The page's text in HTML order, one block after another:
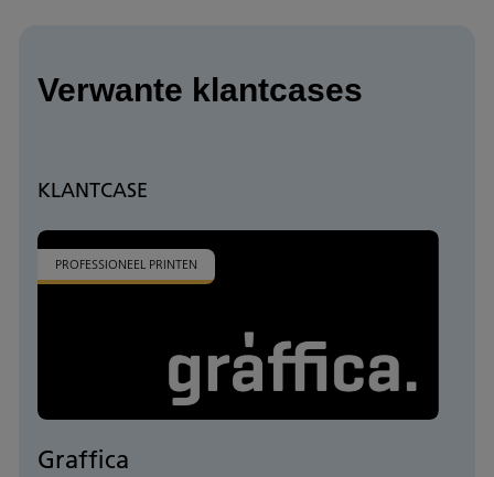
Verwante klantcases
KLANTCASE
PROFESSIONEEL PRINTEN
Graffica